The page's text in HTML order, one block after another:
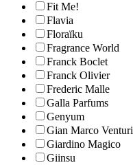
Fit Me!
Flavia
Floraïku
Fragrance World
Franck Boclet
Franck Olivier
Frederic Malle
Galla Parfums
Genyum
Gian Marco Venturi
Giardino Magico
Giinsu